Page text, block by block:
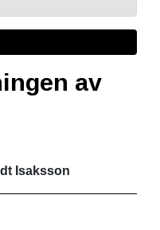
av
Isaksson